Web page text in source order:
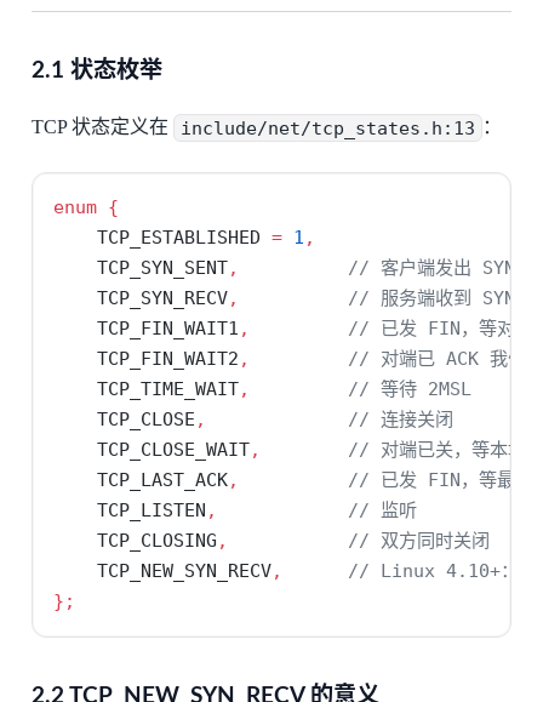
2.1 状态枚举
TCP 状态定义在 include/net/tcp_states.h:13 ：
enum {
    TCP_ESTABLISHED
= 1 ,
    TCP_SYN_SENT
,
// 客户端发出 SYN
    TCP_SYN_RECV
,
// 服务端收到 SYN
    TCP_FIN_WAIT1
,
// 已发 FIN，等对端
    TCP_FIN_WAIT2
,
// 对端已 ACK 我们
    TCP_TIME_WAIT
,
// 等待 2MSL
    TCP_CLOSE
,
// 连接关闭
    TCP_CLOSE_WAIT
,
// 对端已关，等本地
    TCP_LAST_ACK
,
// 已发 FIN，等最后
    TCP_LISTEN
,
// 监听
    TCP_CLOSING
,
// 双方同时关闭
    TCP_NEW_SYN_RECV
,
// Linux 4.10+：
};
2.2 TCP_NEW_SYN_RECV 的意义